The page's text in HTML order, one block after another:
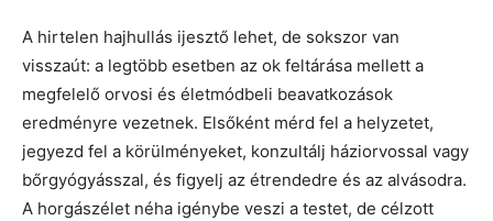
A hirtelen hajhullás ijesztő lehet, de sokszor van
visszaút: a legtöbb esetben az ok feltárása mellett a
megfelelő orvosi és életmódbeli beavatkozások
eredményre vezetnek. Elsőként mérd fel a helyzetet,
jegyezd fel a körülményeket, konzultálj háziorvossal vagy
bőrgyógyásszal, és figyelj az étrendedre és az alvásodra.
A horgászélet néha igénybe veszi a testet, de célzott